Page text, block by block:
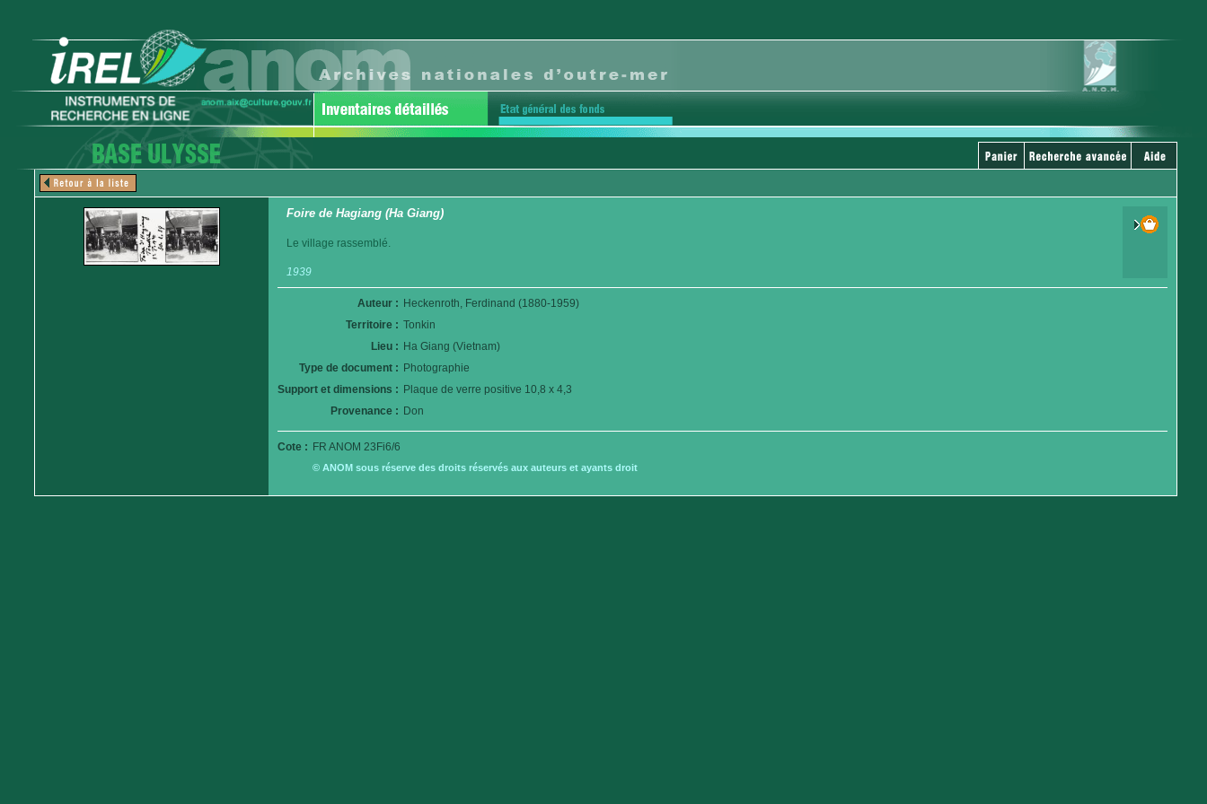
Foire de Hagiang (Ha Giang)
Le village rassemblé.
1939
Auteur : Heckenroth, Ferdinand (1880-1959)
Territoire : Tonkin
Lieu : Ha Giang (Vietnam)
Type de document : Photographie
Support et dimensions : Plaque de verre positive 10,8 x 4,3
Provenance : Don
Cote : FR ANOM 23Fi6/6
© ANOM sous réserve des droits réservés aux auteurs et ayants droit